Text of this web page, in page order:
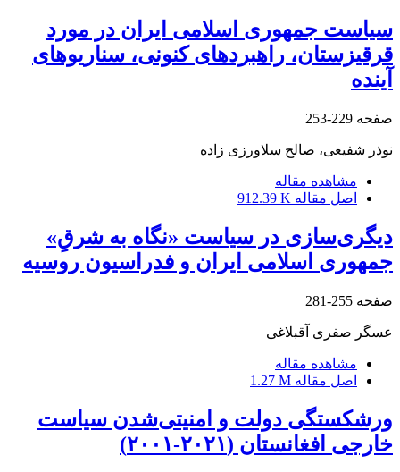
سیاست جمهوری اسلامی ایران در مورد
قرقیزستان، راهبردهای کنونی، سناریوهای
آینده
صفحه 229-253
نوذر شفیعی، صالح سلاورزی زاده
مشاهده مقاله
اصل مقاله 912.39 K
دیگری‌‎سازی در سیاست «نگاه به شرقِ»
جمهوری اسلامی ایران و فدراسیون روسیه
صفحه 255-281
عسگر صفری آقبلاغی
مشاهده مقاله
اصل مقاله 1.27 M
ورشکستگی دولت و امنیتی‌شدن سیاست
خارجی افغانستان (۲۰۲۱-۲۰۰۱)